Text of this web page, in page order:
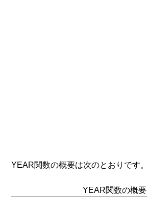
YEAR関数の概要は次のとおりです。
YEAR関数の概要